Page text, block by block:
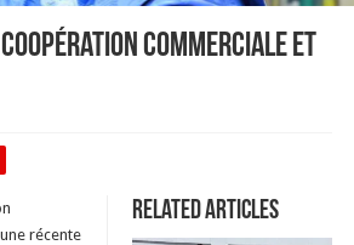
commerciale et
Related Articles
récente